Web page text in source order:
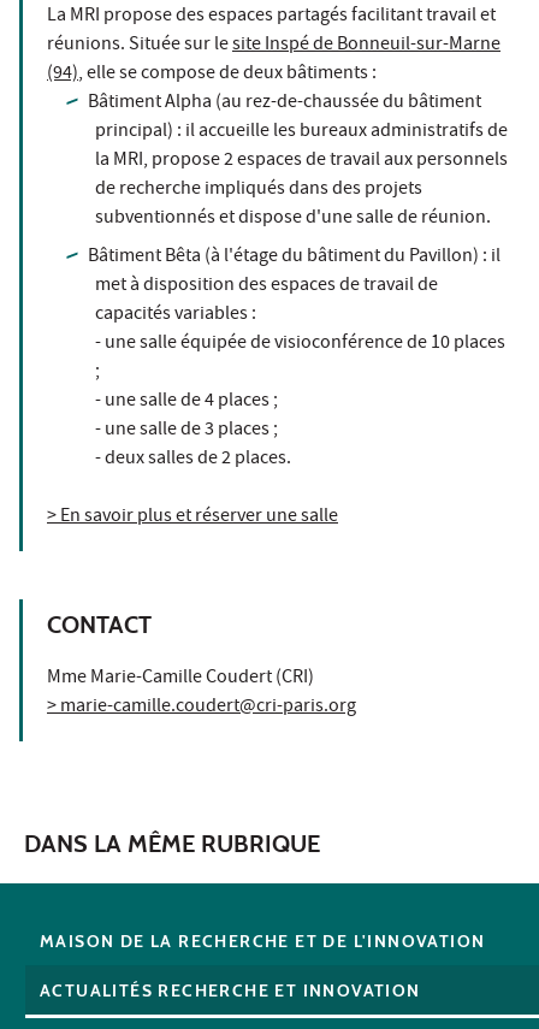
La MRI propose des espaces partagés facilitant travail et
réunions. Située sur lesite Inspé de Bonneuil-sur-Marne
(94), elle se compose de deux bâtiments :
Bâtiment Alpha (au rez-de-chaussée du bâtiment
principal) : il accueille les bureaux administratifs de
la MRI, propose 2 espaces de travail aux personnels
de recherche impliqués dans des projets
subventionnés et dispose d'une salle de réunion.
Bâtiment Bêta (à l'étage du bâtiment du Pavillon) : il
met à disposition des espaces de travail de
capacités variables :
- une salle équipée de visioconférence de 10 places
;
- une salle de 4 places ;
- une salle de 3 places ;
- deux salles de 2 places.
> En savoir plus et réserver une salle
CONTACT
Mme Marie-Camille Coudert (CRI)
> marie-camille.coudert@cri-paris.org
DANS LA MÊME RUBRIQUE
MAISON DE LA RECHERCHE ET DE L'INNOVATION
ACTUALITÉS RECHERCHE ET INNOVATION